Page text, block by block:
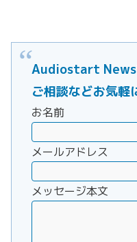
Audiostart News
ご相談などお気軽
お名前
メールアドレス
メッセージ本文